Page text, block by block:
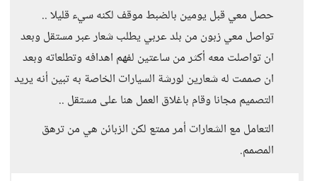
حصل معي قبل يومين بالضبط موقف لكنه سيء قليلا ..
تواصل معي زبون من بلد عربي يطلب شعار عبر مستقل وبعد
ان تواصلت معه أكثر من ساعتين لفهم اهدافه وتطلعاته وبعد
ان صممت له شعارين لورشة السيارات الخاصة به تبين أنه يريد
التصميم مجانا وقام باغلاق العمل هنا على مستقل ..
التعامل مع الشعارات أمر ممتع لكن الزبائن هي من ترهق
المصمم.